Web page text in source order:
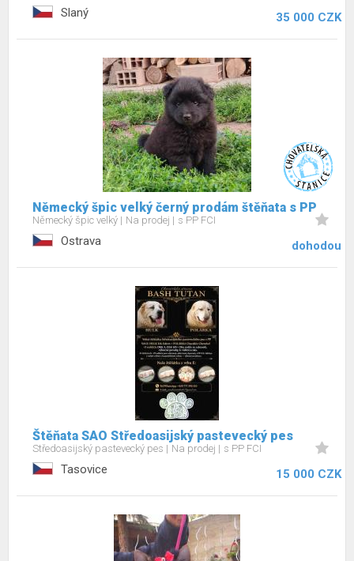
Slaný 35 000 CZK
Německý špic velký černý prodám štěňata s PP
Německý špic velký Na prodej s PP FCI
Ostrava dohodou
Štěňata SAO Středoasijský pastevecký pes
Středoasijský pastevecký pes Na prodej s PP FCI
Tasovice 15 000 CZK